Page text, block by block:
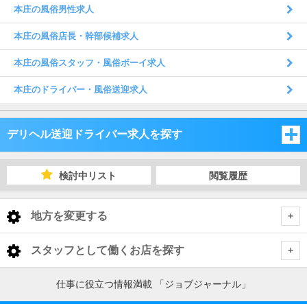
本庄の風俗男性求人
本庄の風俗店長・幹部候補求人
本庄の風俗スタッフ・風俗ボーイ求人
本庄のドライバー・風俗送迎求人
デリヘル送迎ドライバー求人を探す
埼玉県
検討中リスト 閲覧履歴
地方を変更する
< 全国トップ
北海道 男性高収入
スタッフとして働くお店を探す
東京都仕事に役立つ情報満載 「ジョブジャーナル」